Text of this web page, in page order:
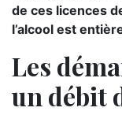
de ces licences
l’alcool est
Les
un débit